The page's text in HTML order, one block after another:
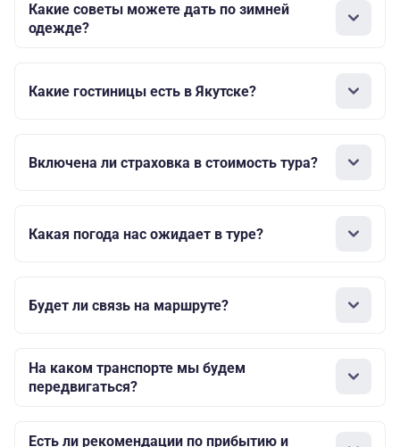
Какие советы можете дать по зимней
одежде?
Какие гостиницы есть в Якутске?
Включена ли страховка в стоимость тура?
Какая погода нас ожидает в туре?
Будет ли связь на маршруте?
На каком транспорте мы будем
передвигаться?
Есть ли рекомендации по прибытию и